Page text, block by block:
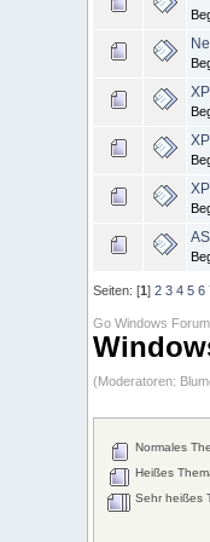
Seiten: [1] 2 3 4 5 6
Go Windows Forum
(Moderatoren:
Normales
Heißes
Sehr heißes